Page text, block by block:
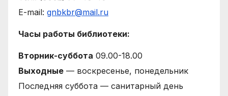
E-mail: gnbkbr@mail.ru
Часы работы библиотеки:
Вторник-суббота 09.00-18.00
Выходные — воскресенье, понедельник
Последняя суббота — санитарный день